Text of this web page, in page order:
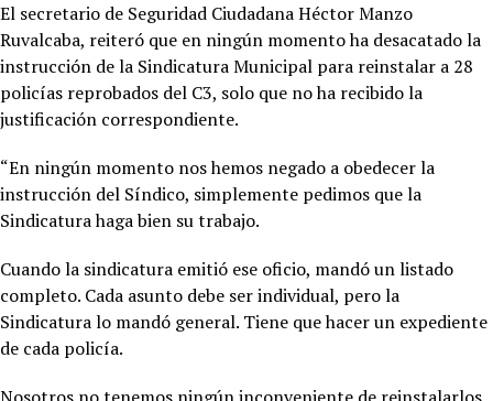
El secretario de Seguridad Ciudadana Héctor Manzo
Ruvalcaba, reiteró que en ningún momento ha desacatado la
instrucción de la Sindicatura Municipal para reinstalar a 28
policías reprobados del C3, solo que no ha recibido la
justificación correspondiente.
“En ningún momento nos hemos negado a obedecer la
instrucción del Síndico, simplemente pedimos que la
Sindicatura haga bien su trabajo.
Cuando la sindicatura emitió ese oficio, mandó un listado
completo. Cada asunto debe ser individual, pero la
Sindicatura lo mandó general. Tiene que hacer un expediente
de cada policía.